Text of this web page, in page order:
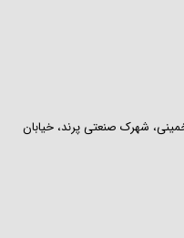
شهرک صنعتی پرند، خیابان